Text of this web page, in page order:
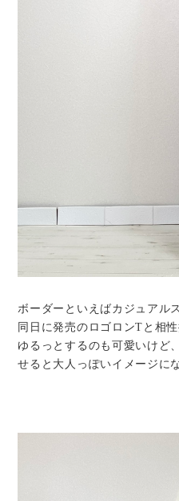
ボーダーといえばカジュアル
同日に発売のロゴロンTと相
ゆるっとするのも可愛いけど
せると大人っぽいイメージに